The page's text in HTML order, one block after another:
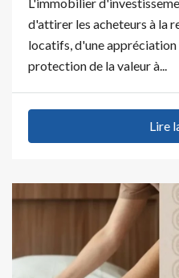
L'immobilier
d'attirer les acheteurs à la
locatifs, d'une
protection de la valeur à...
Lire